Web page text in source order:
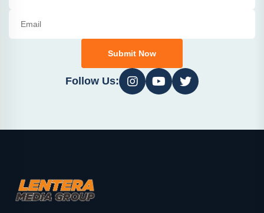
Submit Now
Follow Us: